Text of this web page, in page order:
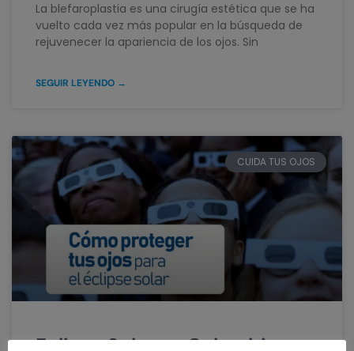
La blefaroplastia es una cirugía estética que se ha
vuelto cada vez más popular en la búsqueda de
rejuvenecer la apariencia de los ojos. Sin
SEGUIR LEYENDO →
CUIDA TUS OJOS
Eclipse Solar en Colombia: